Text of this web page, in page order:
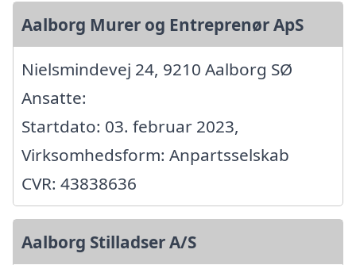
Aalborg Murer og Entreprenør ApS
Nielsmindevej 24, 9210 Aalborg SØ
Ansatte:
Startdato: 03. februar 2023,
Virksomhedsform: Anpartsselskab
CVR: 43838636
Aalborg Stilladser A/S